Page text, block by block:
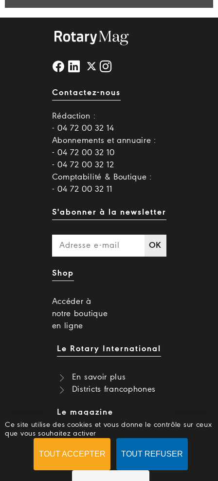
Contactez-nous
Rédaction :
- 04 72 00 32 14
Abonnements et annuaire :
- 04 72 00 32 10
- 04 72 00 32 12
Comptabilité & Boutique :
- 04 72 00 32 11
S'abonner à la newsletter
OK
Shop
Accéder à
notre boutique
en ligne
Le Rotary International
En savoir plus
Districts francophones
Le magazine
Dernier numéro
Numéros précédents
Ce site utilise des cookies et vous donne le contrôle sur ceux
que vous souhaitez activer
TOUT ACCEPTER TOUT REFUSER